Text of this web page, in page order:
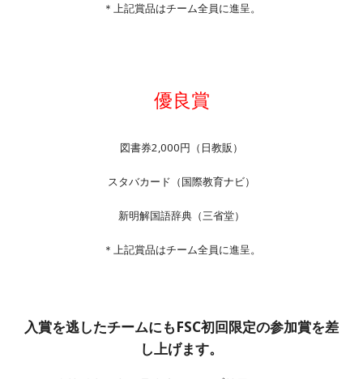
＊上記賞品はチーム全員に進呈。
優良賞
図書券2,000円（日教販）
スタバカード（国際教育ナビ）
新明解国語辞典（三省堂）
＊上記賞品はチーム全員に進呈。
入賞を逃したチームにもFSC初回限定の参加賞を差
し上げます。